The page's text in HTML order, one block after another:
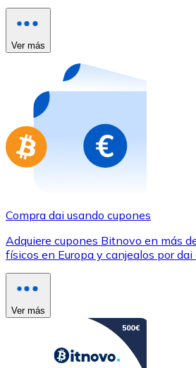
Tienda - Tarjetas regalo
Compra tarjetas regalo de tus
Ir a la tienda de tarjetas regalo
Ver más
Compra dai usando cupones
Adquiere cupones Bitnovo en más
físicos en Europa y canjealos por dai
Ver más